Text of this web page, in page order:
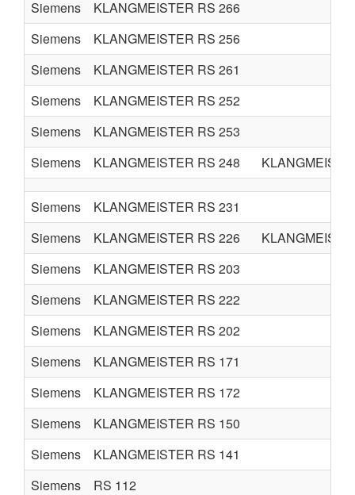
Siemens
KLANGMEISTER RS 266
Siemens
KLANGMEISTER RS 256
Siemens
KLANGMEISTER RS 261
Siemens
KLANGMEISTER RS 252
Siemens
KLANGMEISTER RS 253
Siemens
KLANGMEISTER RS 248
Siemens
KLANGMEISTER RS 231
Siemens
KLANGMEISTER RS 226
Siemens
KLANGMEISTER RS 203
Siemens
KLANGMEISTER RS 222
Siemens
KLANGMEISTER RS 202
Siemens
KLANGMEISTER RS 171
Siemens
KLANGMEISTER RS 172
Siemens
KLANGMEISTER RS 150
Siemens
KLANGMEISTER RS 141
Siemens
RS 112